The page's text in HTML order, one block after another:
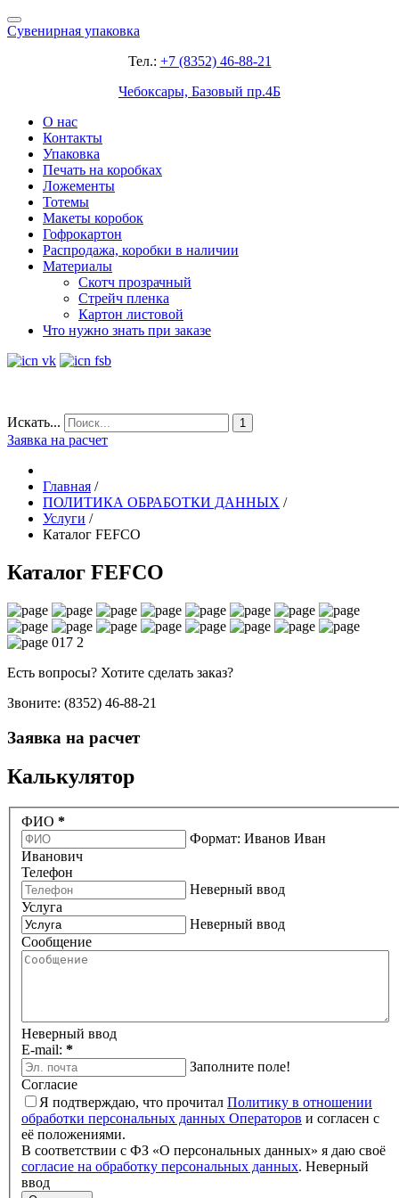
Сувенирная упаковка
Тел.: +7 (8352) 46-88-21
Чебоксары, Базовый пр.4Б
О нас
Контакты
Упаковка
Печать на коробках
Ложементы
Тотемы
Макеты коробок
Гофрокартон
Распродажа, коробки в наличии
Материалы
Скотч прозрачный
Стрейч пленка
Картон листовой
Что нужно знать при заказе
Искать... 1
Заявка на расчет
Главная /
ПОЛИТИКА ОБРАБОТКИ ДАННЫХ /
Услуги /
Каталог FEFCO
Каталог FEFCO
Есть вопросы? Хотите сделать заказ?
Звоните: (8352) 46-88-21
Заявка на расчет
Калькулятор
ФИО *
Формат: Иванов Иван
Иванович
Телефон
Неверный ввод
Услуга
Неверный ввод
Сообщение
Неверный ввод
E-mail: *
Заполните поле!
Согласие
Я подтверждаю, что прочитал Политику в отношении
обработки персональных данных Операторов и согласен с
её положениями.
В соответствии с ФЗ «О персональных данных» я даю своё
согласие на обработку персональных данных. Неверный
ввод